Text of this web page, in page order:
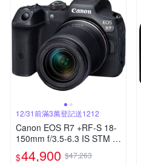
12/31前滿3萬登記送1212
Canon EOS R7 +RF-S 18-
150mm f/3.5-6.3 IS STM 公
司貨
$44,900 $47,263